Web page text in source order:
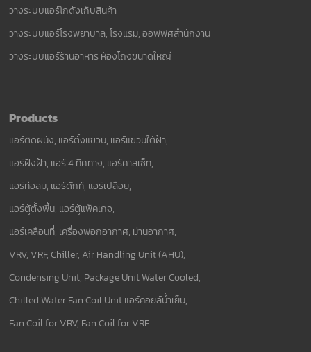
วางระบบแอร์โกดังเก็บสินค้า
วางระบบแอร์โรงพยาบาล, โรงแรม, ออฟฟิศสำนักงาน
วางระบบแอร์ร้านอาหาร ห้องโถงขนาดใหญ่
Products
แอร์ติดผนัง, แอร์ตั้งแขวน, แอร์แขวนใต้ฝ้า,
แอร์ฝังฝ้า, แอร์ 4 ทิศทาง, แอร์คาสเซ็ท,
แอร์ท่อลม, แอร์ดักท์, แอร์เปลือย,
แอร์ตู้ตั้งพื้น, แอร์ตู้แพ็คเกจ,
แอร์เคลื่อนที่, เครื่องฟอกอากาศ, ม่านอากาศ,
VRV, VRF, Chiller, Air Handling Unit (AHU),
Condensing Unit, Package Unit Water Cooled,
Chilled Water Fan Coil Unit แอร์คอยล์น้ำเย็น,
Fan Coil for VRV, Fan Coil for VRF